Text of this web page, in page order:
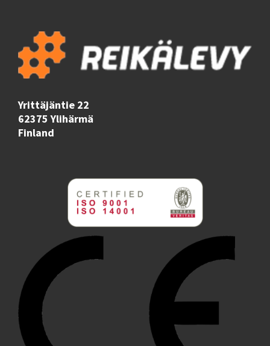
Yrittäjäntie 22
62375 Ylihärmä
Finland